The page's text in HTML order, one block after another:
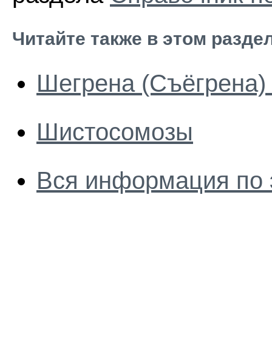
Читайте также в этом
Шегрена
Шистосомозы
Вся информация по